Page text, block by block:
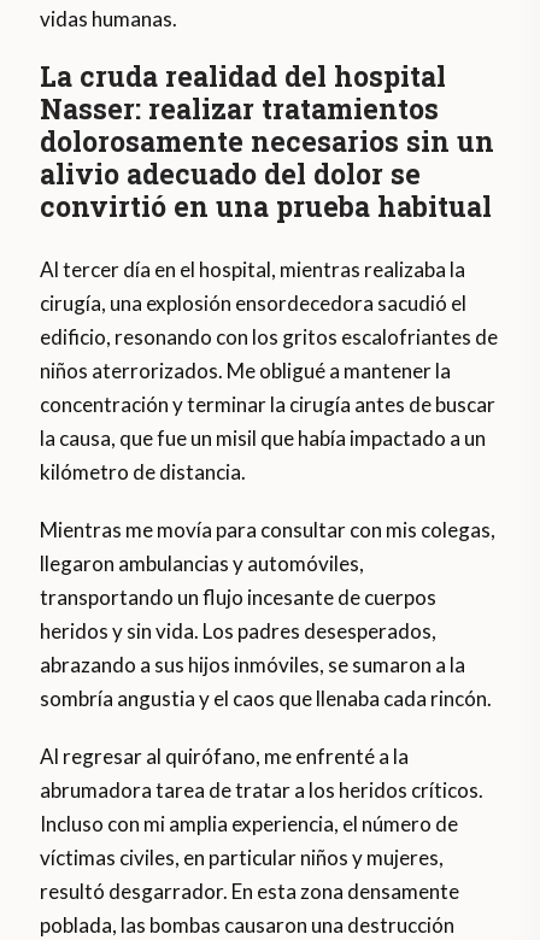
vidas humanas.
La cruda realidad del hospital
Nasser: realizar tratamientos
dolorosamente necesarios sin un
alivio adecuado del dolor se
convirtió en una prueba habitual
Al tercer día en el hospital, mientras realizaba la
cirugía, una explosión ensordecedora sacudió el
edificio, resonando con los gritos escalofriantes de
niños aterrorizados. Me obligué a mantener la
concentración y terminar la cirugía antes de buscar
la causa, que fue un misil que había impactado a un
kilómetro de distancia.
Mientras me movía para consultar con mis colegas,
llegaron ambulancias y automóviles,
transportando un flujo incesante de cuerpos
heridos y sin vida. Los padres desesperados,
abrazando a sus hijos inmóviles, se sumaron a la
sombría angustia y el caos que llenaba cada rincón.
Al regresar al quirófano, me enfrenté a la
abrumadora tarea de tratar a los heridos críticos.
Incluso con mi amplia experiencia, el número de
víctimas civiles, en particular niños y mujeres,
resultó desgarrador. En esta zona densamente
poblada, las bombas causaron una destrucción